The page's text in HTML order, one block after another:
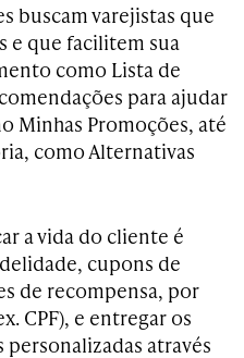
buscam varejistas que
e que facilitem sua
como Lista de
para ajudar
Minhas Promoções, até
como Alternativas
a vida do cliente é
cupons de
de recompensa, por
CPF), e entregar os
através